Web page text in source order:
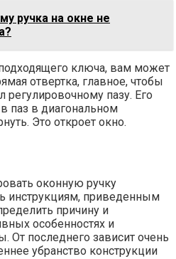
ручка на окне не
ключа, вам может
отвертка, главное, чтобы
регулировочному пазу. Его
паз в диагональном
Это откроет окно.
оконную ручку
инструкциям, приведенным
причину и
особенностях и
От последнего зависит очень
убранство конструкции